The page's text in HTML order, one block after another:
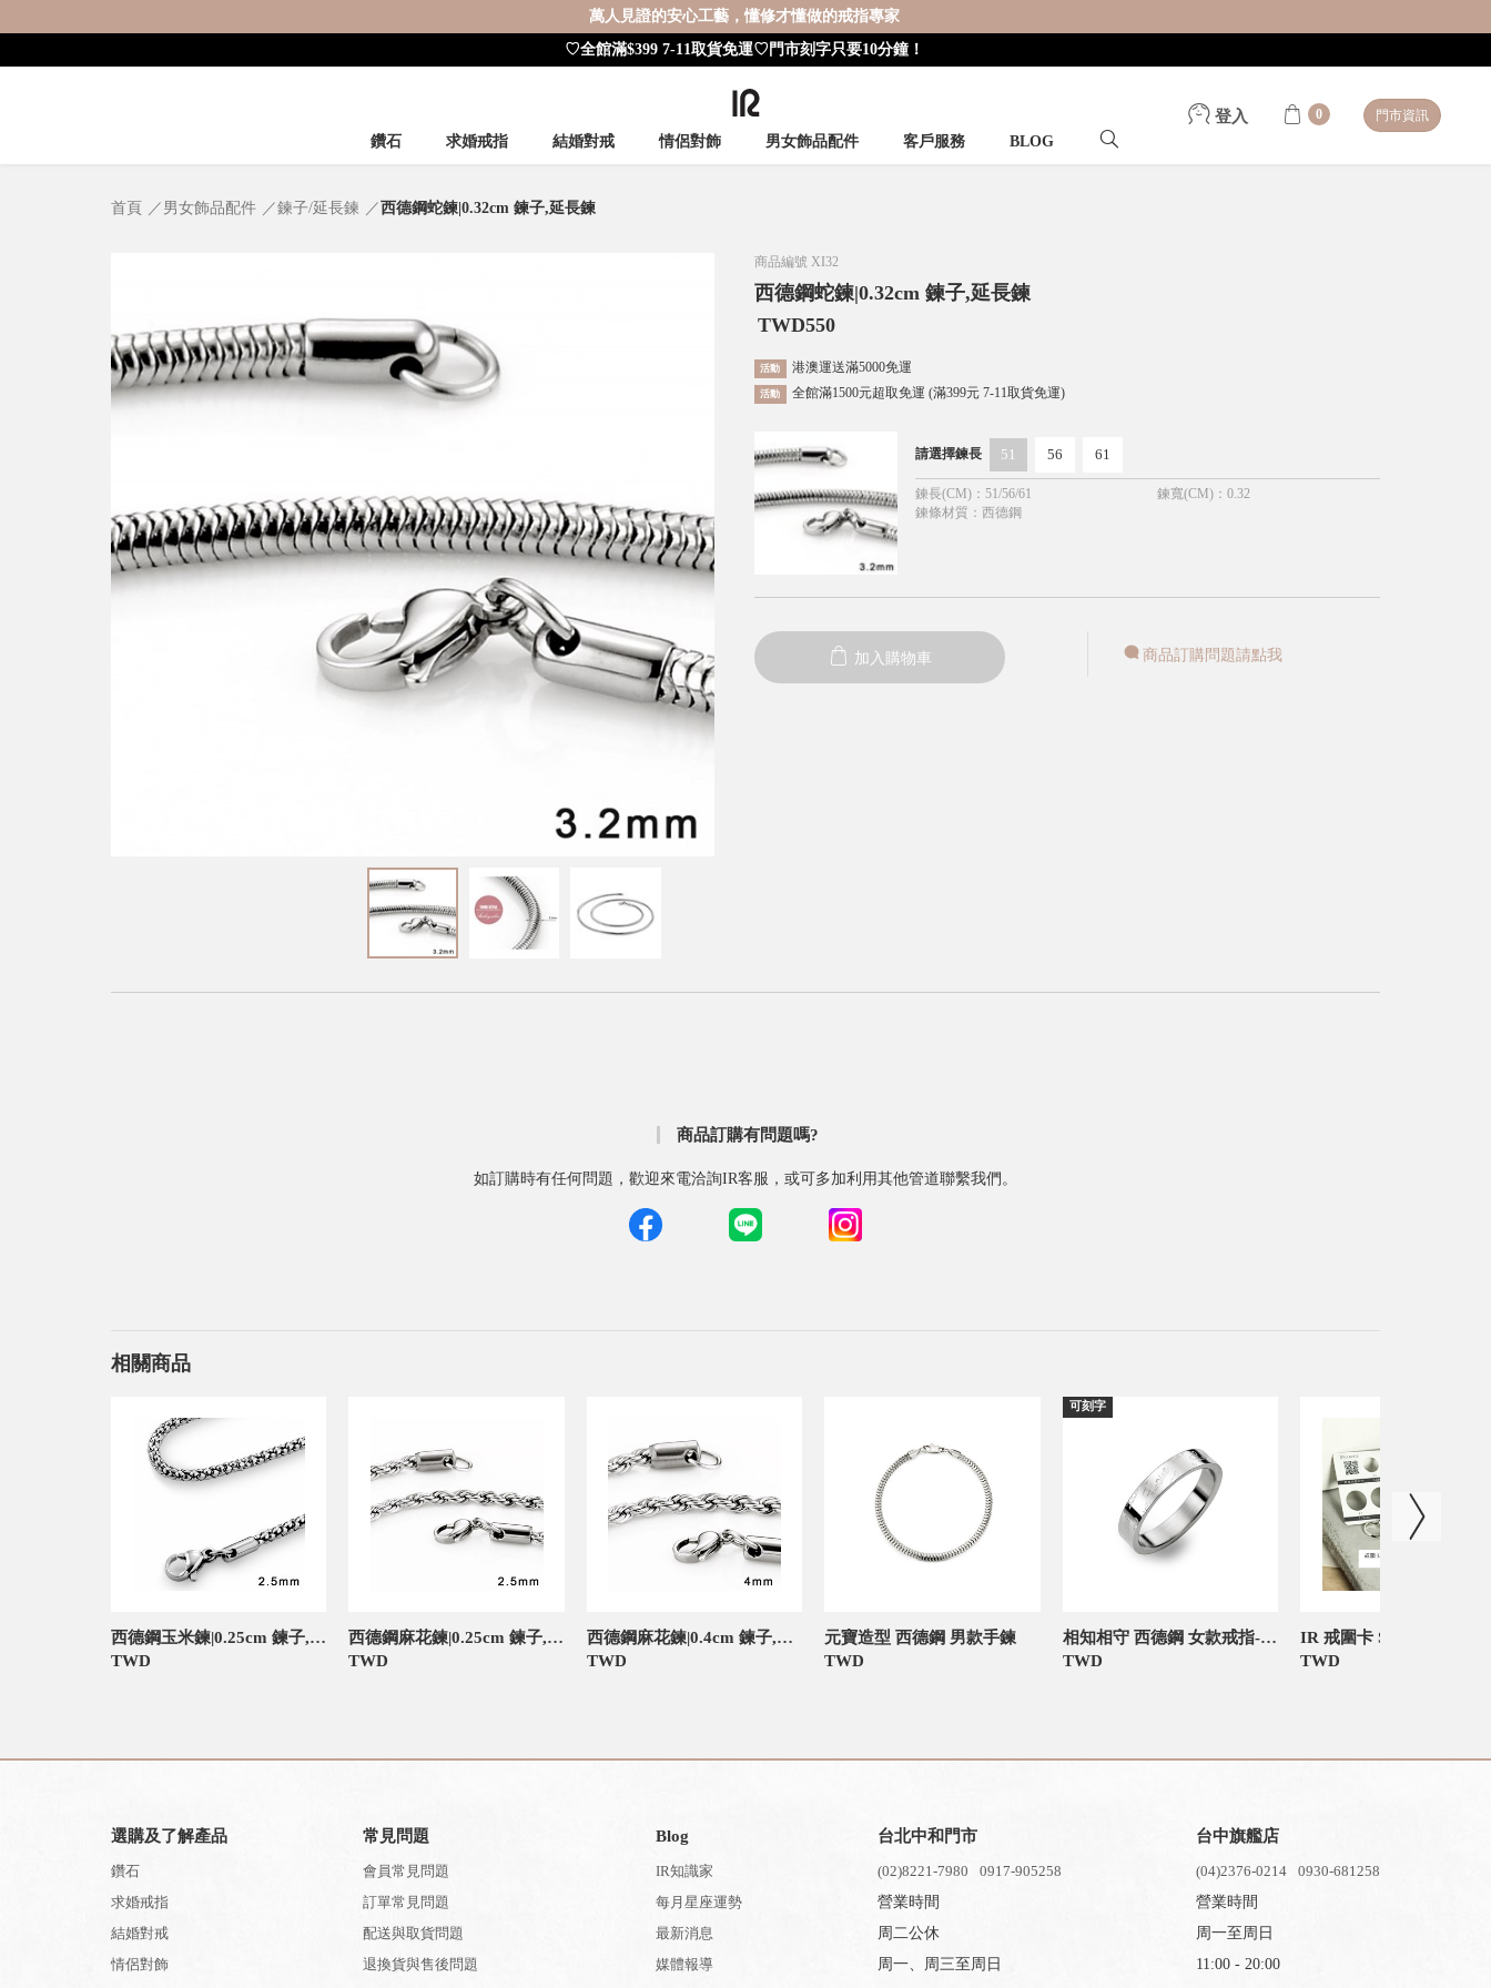
萬人見證的安心工藝，懂修才懂做的戒指專家
♡全館滿$399 7-11取貨免運♡門市刻字只要10分鐘！
鑽石 求婚戒指 結婚對戒 情侶對飾 男女飾品配件 客戶服務 BLOG
登入 0 門市資訊
首頁 男女飾品配件 鍊子/延長鍊 西德鋼蛇鍊|0.32cm 鍊子,延長鍊
商品編號 XI32
西德鋼蛇鍊|0.32cm 鍊子,延長鍊
TWD550
活動 港澳運送滿5000免運
活動 全館滿1500元超取免運 (滿399元 7-11取貨免運)
請選擇鍊長 51 56 61
鍊長(CM) ： 51/56/61 鍊寬(CM)： 0.32
鍊條材質 ： 西德鋼
加入購物車 商品訂購問題請點我
商品訂購有問題嗎?
如訂購時有任何問題，歡迎來電洽詢IR客服，或可多加利用其他管道聯繫我們。
相關商品
西德鋼玉米鍊|0.25cm 鍊子,延長鍊
TWD
西德鋼麻花鍊|0.25cm 鍊子,延長鍊
TWD
西德鋼麻花鍊|0.4cm 鍊子,延長鍊
TWD
元寶造型 西德鋼 男款手鍊
TWD
可刻字
相知相守 西德鋼 女款戒指-官網限定
TWD
TWD
選購及了解產品
鑽石
求婚戒指
結婚對戒
情侶對飾
常見問題
會員常見問題
訂單常見問題
配送與取貨問題
退換貨與售後問題
Blog
IR知識家
每月星座運勢
最新消息
媒體報導
台北中和門市
(02)8221-7980
0917-905258
營業時間
周二公休
周一、周三至周日
台中旗艦店
(04)2376-0214
0930-681258
營業時間
周一至周日
11:00 - 20:00